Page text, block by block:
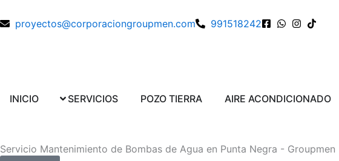
al
proyectos@corporaciongroupmen.com 991518242
INICIO SERVICIOS Abrir SERVICIOS
POZO TIERRA Abrir POZO TIERRA
AIRE ACONDICIONADO
Servicio Mantenimiento de Bombas de Agua en Punta Negra - Groupmen